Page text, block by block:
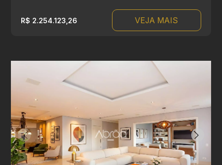
R$ 2.254.123,26 VEJA MAIS